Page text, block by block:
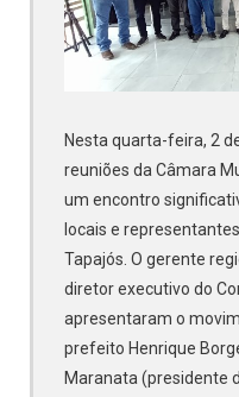
Nesta quarta-feira, 2
reuniões da Câmara
um encontro
locais e
Tapajós. O gerente
diretor executivo do
apresentaram o
prefeito Henrique
Maranata (presidente